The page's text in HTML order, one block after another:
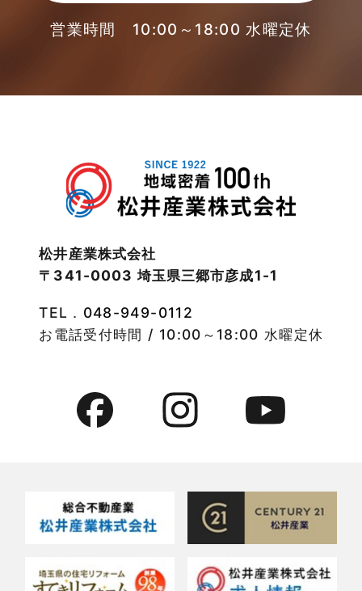
東武スカイツリーライン
注文住宅施工事例
物件検索
物件特集
竹ノ塚店-ブログ
貸倉庫・その他
貸店舗活用事例
賃貸物件
2023年3月
2022年11月
2022年9月
2022年8月
2022年6月
2022年3月
2022年2月
営業時間 10:00～18:00 水曜定休
松井産業株式会社
〒341-0003 埼玉県三郷市彦成1-1
TEL． 048-949-0112
お電話受付時間 / 10:00～18:00 水曜定休